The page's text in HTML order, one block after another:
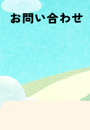
お問い合わせ